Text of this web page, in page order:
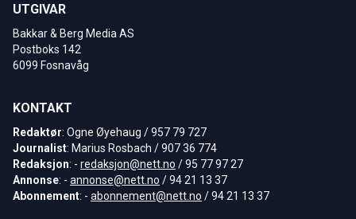
UTGIVAR
Bakkar & Berg Media AS
Postboks 142
6099 Fosnavåg
KONTAKT
Redaktør: Ogne Øyehaug / 957 79 727
Journalist: Marius Rosbach / 907 36 774
Redaksjon: - redaksjon@nett.no / 95 77 97 27
Annonse: - annonse@nett.no / 94 21 13 37
Abonnement: - abonnement@nett.no / 94 21 13 37